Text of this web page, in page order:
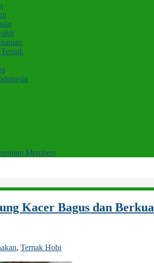
Members
Kacer Bagus dan
, Ternak Hobi